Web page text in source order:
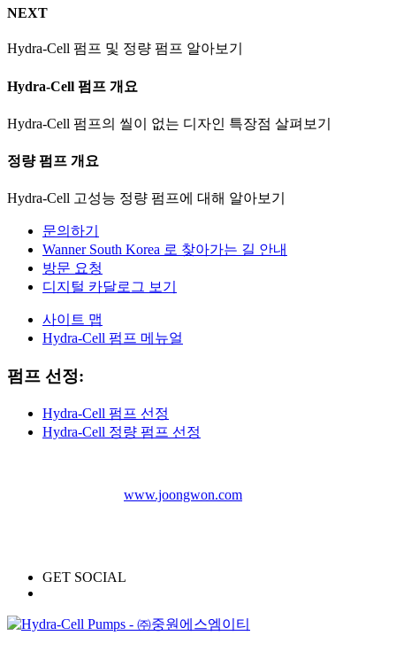
NEXT
Hydra-Cell 펌프 및 정량 펌프 알아보기
Hydra-Cell 펌프 개요
Hydra-Cell 펌프의 씰이 없는 디자인 특장점 살펴보기
정량 펌프 개요
Hydra-Cell 고성능 정량 펌프에 대해 알아보기
문의하기
Wanner South Korea 로 찾아가는 길 안내
방문 요청
디지털 카달로그 보기
사이트 맵
Hydra-Cell 펌프 메뉴얼
펌프 선정:
Hydra-Cell 펌프 선정
Hydra-Cell 정량 펌프 선정
www.joongwon.com
GET SOCIAL